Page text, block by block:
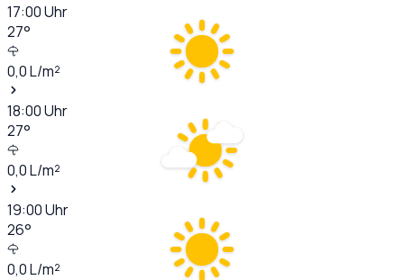
17:00Uhr
27°
0,0L/m²
18:00Uhr
27°
0,0L/m²
19:00Uhr
26°
0,0L/m²